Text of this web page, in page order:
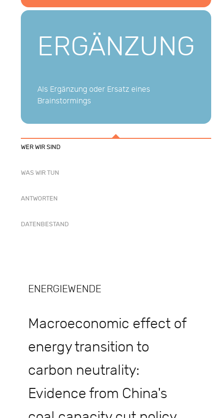
WER WIR SIND
WAS WIR TUN
ANTWORTEN
DATENBESTAND
ERGÄNZUNG
Als Ergänzung oder Ersatz eines
Brainstormings
ENERGIEWENDE
Macroeconomic effect of
energy transition to
carbon neutrality:
Evidence from China's